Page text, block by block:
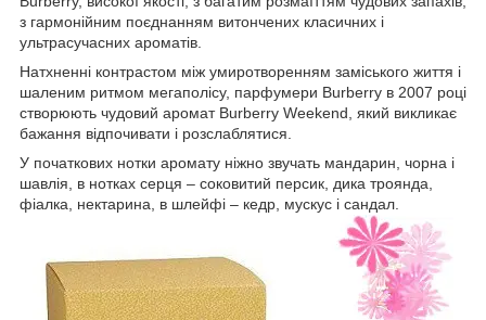
з гармонійним поєднанням витончених класичних і
ультрасучасних ароматів.
Натхненні контрастом між умиротворенням заміського життя і
шаленим ритмом мегаполісу, парфумери Burberry в 2007 році
створюють чудовий аромат Burberry Weekend, який викликає
бажання відпочивати і розслаблятися.
У початкових нотки аромату ніжно звучать мандарин, чорна і
шавлія, в нотках серця – соковитий персик, дика троянда,
фіалка, нектарина, в шлейфі – кедр, мускус і сандал.